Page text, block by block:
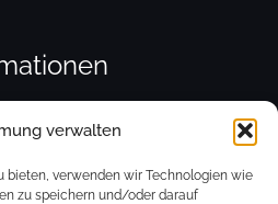
verwalten
bieten, verwenden wir Technologien wie
zu speichern und/oder darauf